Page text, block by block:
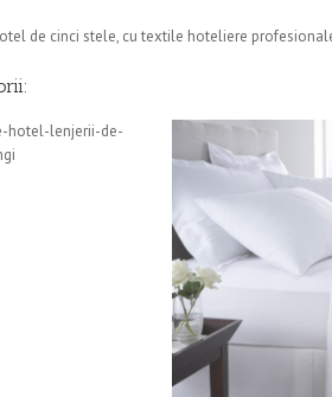
de cinci stele, cu textile hoteliere